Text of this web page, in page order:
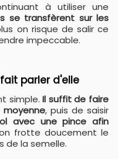
à utiliser une
se transfèrent sur les
on risque de salir ce
impeccable.
parler d'elle
simple.Il suffit de faire
, puis de saisir
avec une pince afin
on frotte doucement le
de la semelle.